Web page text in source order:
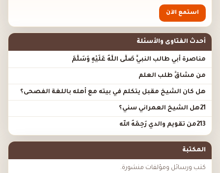
استمع الآن
أحدث الفتاوى والأسئلة
مناصرة أبي طالب النبيَّ صَلَّى اللَّهُ عَلَيْهِ وَسَلَّمَ
من مشاقِّ طلب العلم
هل كان الشيخ مقبل يتكلم في بيته مع أهله باللغة الفصحى؟
21هل الشيخ العمراني سني؟
213من تقويم والدي رَحِمَهُ الله
المكتبة
كتب ورسائل ومؤلفات منشورة.